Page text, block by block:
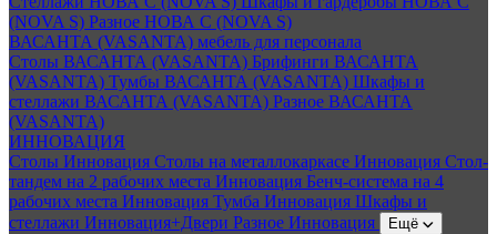
(NOVA S) Разное НОВА С (NOVA S)
ВАСАНТА (VASANTA) мебель для персонала
Столы ВАСАНТА (VASANTA) Брифинги ВАСАНТА
(VASANTA) Тумбы ВАСАНТА (VASANTA) Шкафы и
стеллажи ВАСАНТА (VASANTA) Разное ВАСАНТА
(VASANTA)
ИННОВАЦИЯ
Столы Инновация Столы на металлокаркасе Инновация Стол-
тандем на 2 рабочих места Инновация Бенч-система на 4
рабочих места Инновация Тумба Инновация Шкафы и
стеллажи Инновация+Двери Разное Инновация Ещё